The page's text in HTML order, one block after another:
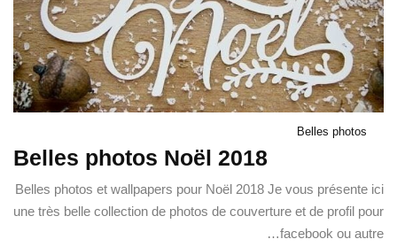
Belles photos
Belles photos Noël 2018
Belles photos et wallpapers pour Noël 2018 Je vous présente ici
une très belle collection de photos de couverture et de profil pour
facebook ou autre…